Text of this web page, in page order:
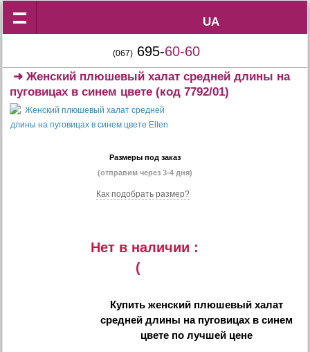
UA
UA
(067) 695-60-60
➜Женский плюшевый халат средней длины на
пуговицах в синем цвете (код 7792/01)
Размеры под заказ
(отправим через 3-4 дня)
Как подобрать размер?
Нет в наличии :
(
Купить женский плюшевый халат
средней длины на пуговицах в синем
цветепо лучшей цене